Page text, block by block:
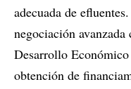
adecuada de
negociación
Desarrollo
obtención de